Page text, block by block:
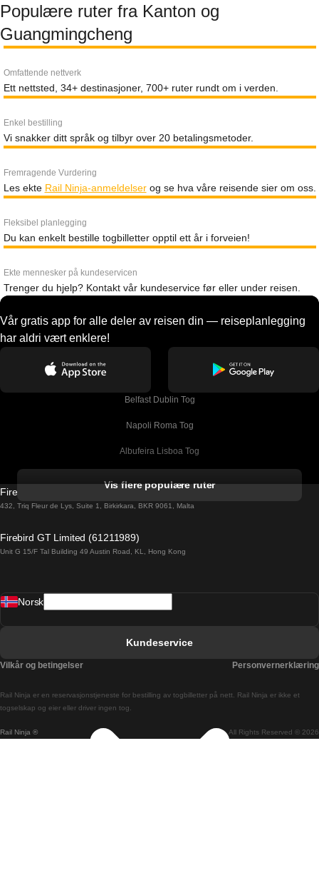
Populære ruter fra Kanton og
Guangmingcheng
Omfattende nettverk
Ett nettsted, 34+ destinasjoner, 700+ ruter rundt om i verden.
Enkel bestilling
Vi snakker ditt språk og tilbyr over 20 betalingsmetoder.
Fremragende Vurdering
Les ekte Rail Ninja-anmeldelserog se hva våre reisende sier om oss.
Fleksibel planlegging
Du kan enkelt bestille togbilletter opptil ett år i forveien!
Ekte mennesker på kundeservicen
Trenger du hjelp? Kontakt vår kundeservice før eller under reisen.
Vår gratis app for alle deler av reisen din — reiseplanlegging
har aldri vært enklere!
Belfast Dublin Tog
Napoli Roma Tog
Albufeira Lisboa Tog
Barcelona Madrid Tog
Barcelona Sevilla Tog
Budapest Prague Tog
Vis flere populære ruter
Firebird GT Limited (OC 1451)
432, Triq Fleur de Lys, Suite 1, Birkirkara, BKR 9061, Malta
Firebird GT Limited (61211989)
Unit G 15/F Tal Building 49 Austin Road, KL, Hong Kong
Rail Ninja ® All Rights Reserved © 2026
Rail Ninja er en reservasjons­tjeneste for bestilling av togbilletter på nett. Rail Ninja er ikke et
togselskap og eier eller driver ingen tog.
Norsk
Kundeservice
Vilkår og betingelser Personvernerklæring